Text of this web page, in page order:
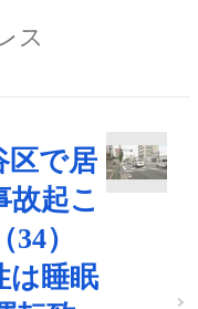
ス
区で居
故起こ
）
睡眠